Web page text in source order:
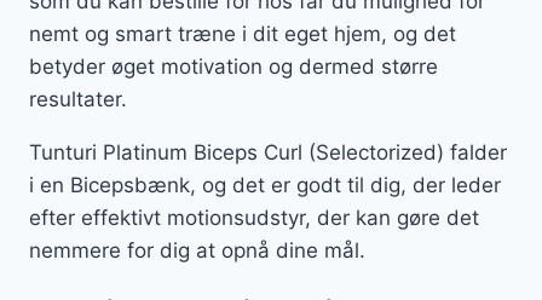
nemt og smart træne i dit eget hjem, og det
betyder øget motivation og dermed større
resultater.
Tunturi Platinum Biceps Curl (Selectorized) falder
i en Bicepsbænk, og det er godt til dig, der leder
efter effektivt motionsudstyr, der kan gøre det
nemmere for dig at opnå dine mål.